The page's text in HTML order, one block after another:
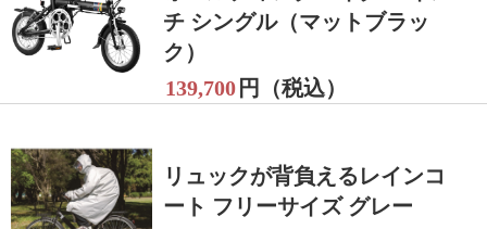
チ シングル（マットブラッ
ク）
139,700 円（税込）
リュックが背負えるレインコ
ート フリーサイズ グレー